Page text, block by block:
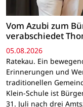
Vom Azubi zum
verabschiedet
05.08.2026
Ratekau. Ein
Erinnerungen und
traditionellen
Klein-Schule ist
31. Juli nach drei